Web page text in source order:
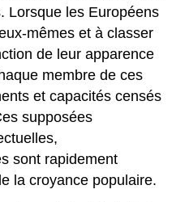
Lorsque les Européens
mêmes et à classer
de leur apparence
membre de ces
et capacités censés
supposées
sont rapidement
la croyance populaire.